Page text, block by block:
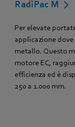
RadiPac M
Per elevate
applicazione dove
metallo. Questo
motore EC,
efficienza ed è
250 a 1.000 mm.